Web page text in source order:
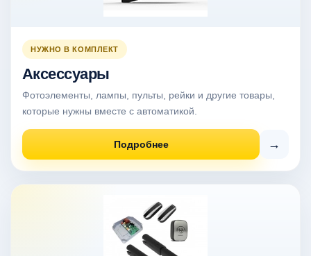
НУЖНО В КОМПЛЕКТ
Аксессуары
Фотоэлементы, лампы, пульты, рейки и другие товары,
которые нужны вместе с автоматикой.
Подробнее →